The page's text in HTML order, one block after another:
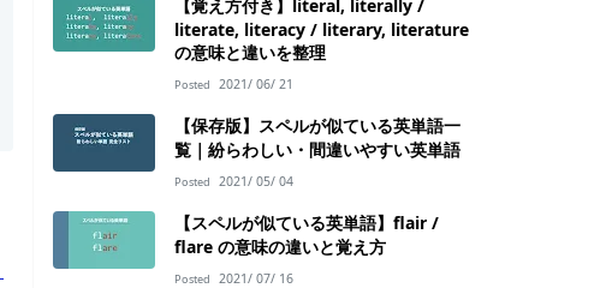
【覚え方付き】literal, literally /
literate, literacy / literary, literature
の意味と違いを整理
Posted 2021/ 06/ 21
【保存版】スペルが似ている英単語一
覧｜紛らわしい・間違いやすい英単語
Posted 2021/ 05/ 04
【スペルが似ている英単語】flair /
flare の意味の違いと覚え方
Posted 2021/ 07/ 16